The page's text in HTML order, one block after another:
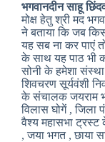
भगवानदीन साहू
मोक्ष हेतु श्री मद
ने बताया कि जब
यह सब ना कर पाएं
के साथ यह पाठ भी
सोनी के हमेशा
शिवचरण सूर्यवंशी
के संचालक जयराम
विलास घोगें , जिला
वैश्य महासभा ट्रस्ट
, जया भगत , छाया